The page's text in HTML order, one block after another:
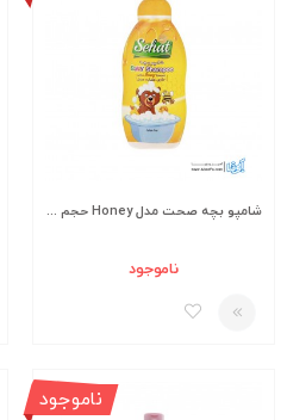
شامپو بچه صحت مدل Honey حجم 200 گرم
ناموجود
ناموجود